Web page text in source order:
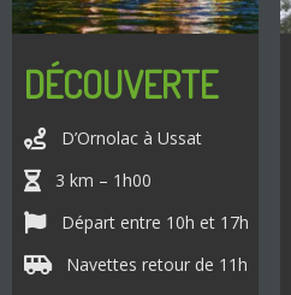
DÉCOUVERTE
D’Ornolac à Ussat
3 km – 1h00
Départ entre 10h et 17h
Navettes retour de 11h